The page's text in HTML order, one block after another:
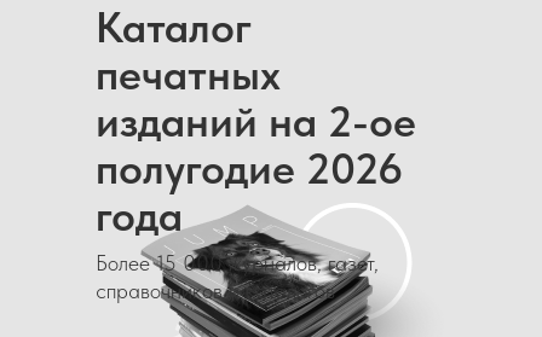
Каталог
печатных
изданий на 2-ое
полугодие 2026
года
Более 15 000 журналов, газет,
справочников и каталогов